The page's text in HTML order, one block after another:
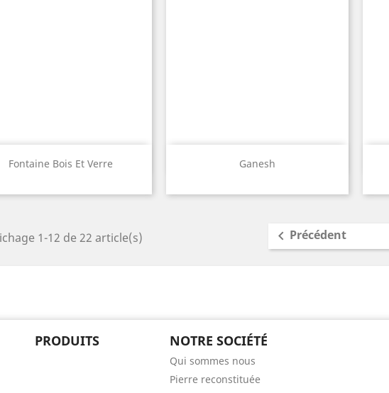
Fontaine Bois Et Verre
Aperçu rapide Ganesh
Aperçu rapide
Red Bali
1-12 de 22 article(s)  Précédent
PRODUITS NOTRE SOCIÉTÉ
Qui sommes nous
Pierre reconstituée